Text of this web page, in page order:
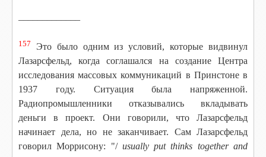
157
Это было одним из условий, которые видвинул
Лазарсфельд, когда соглашался на создание Центра
исследования массовых коммуникаций в Принстоне в
1937 году. Ситуация была напряженной.
Радиопромышленники отказывались вкладывать
деньги в проект. Они говорили, что Лазарсфельд
начинает дела, но не заканчивает. Сам Лазарсфельд
говорил Моррисону: "/ usually put thinks together and